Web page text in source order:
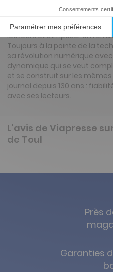
directeurs successifs, au
journalistes, à la passion
au quotidien, il a su
lecteurs et s’imposer en
Toujours à la pointe de la
sa révolution numérique
dynamique qui se veut
et se construit sur les
journal depuis 130 ans :
avec ses lecteurs.
L'avis de Viapresse
de Toul
Près
Garanties